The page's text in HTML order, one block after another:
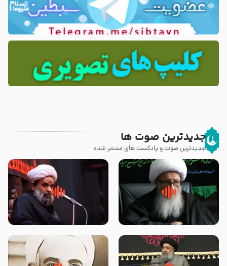
جدیدترین صوت ها
جدیدترین صوت و پادکست های منتشر شده
زوّار اربعین امام حسین (علیه
السلام) با این اشتیاق به زیارت
روضه جانسوز پاره های جگر امام
حسن مجتبی علیه السلام-حجت